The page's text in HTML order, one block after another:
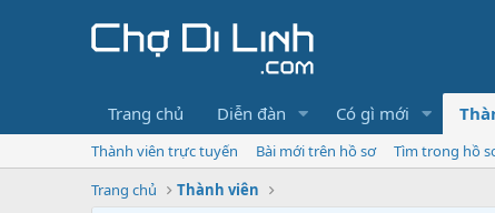
Trang chủ Diễn đàn Có gì mới
Thành viên trực tuyến Bài mới trên hồ sơ
Tìm trong hồ
Trang chủ
Thành viên